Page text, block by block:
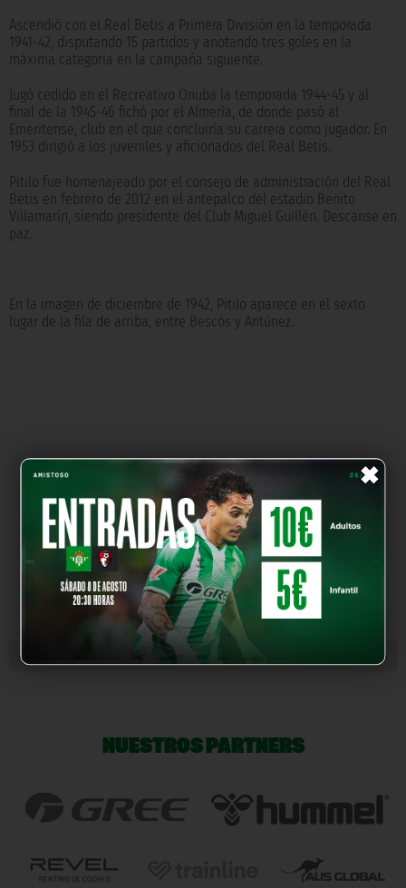
×
Ascendió con el Real Betis a Primera División en la temporada
1941-42, disputando 15 partidos y anotando tres goles en la
máxima categoría en la campaña siguiente.
Jugó cedido en el Recreativo Onuba la temporada 1944-45 y al
final de la 1945-46 fichó por el Almería, de donde pasó al
Emeritense, club en el que concluiría su carrera como jugador. En
1953 dirigió a los juveniles y aficionados del Real Betis.
Pitilo fue homenajeado por el consejo de administración del Real
Betis en febrero de 2012 en el antepalco del estadio Benito
Villamarín, siendo presidente del Club Miguel Guillén. Descanse en
paz.
En la imagen de diciembre de 1942, Pitilo aparece en el sexto
lugar de la fila de arriba, entre Bescós y Antúnez.
« NOTICIA ANTERIOR NOTICIA SIGUIENTE »
NUESTROS PARTNERS